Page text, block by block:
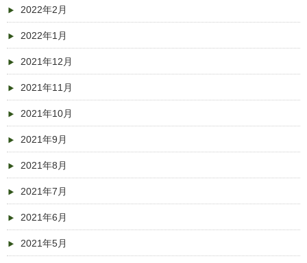
2022年2月
2022年1月
2021年12月
2021年11月
2021年10月
2021年9月
2021年8月
2021年7月
2021年6月
2021年5月